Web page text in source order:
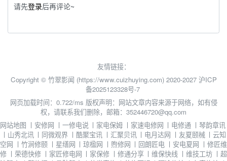
请先登录后再评论~
友情链接：
Copyright © 竹翠影闻 (https://www.cuizhuying.com) 2020-2027 沪ICP
备2025123328号-7
网页加载时间：0.722/ms 版权声明：网站文章内容来源于网络，如有侵
权，请联系我们删除，邮箱：352446720@qq.com
网站地图 丨 安修网 丨 一修电说 丨 家电保姆 丨 家速电修网 丨 电修通 丨琴韵章讯
丨 山秀北讯 丨 同微观界 丨 酷聚宝讯 丨 汇聚贝讯 丨 电月达网 丨 友夏颐械 丨云知
空网 丨 竹涧修颐 丨 星缮网 丨琼楹网 丨 煦修网 丨 回朗匠电 丨 安电夏网 丨 修匠维
修 丨 荣德快修 丨 家匠修电网 丨 家保修 丨 修通分享 丨维保快线 丨维技工坊 丨 超